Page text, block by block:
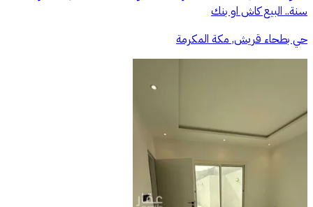
سنة.. البيع كاش او بنك
حي بطحاء قريش, مكة المكرمة